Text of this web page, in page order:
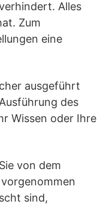
Alles
Zum
eine
ausgeführt
des
Wissen oder Ihre
von dem
sind,